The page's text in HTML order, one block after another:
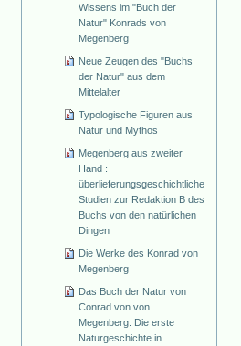
Wissens im "Buch der
Natur" Konrads von
Megenberg
Neue Zeugen des "Buchs
der Natur" aus dem
Mittelalter
Typologische Figuren aus
Natur und Mythos
Megenberg aus zweiter
Hand :
überlieferungsgeschichtliche
Studien zur Redaktion B des
Buchs von den natürlichen
Dingen
Die Werke des Konrad von
Megenberg
Das Buch der Natur von
Conrad von von
Megenberg. Die erste
Naturgeschichte in